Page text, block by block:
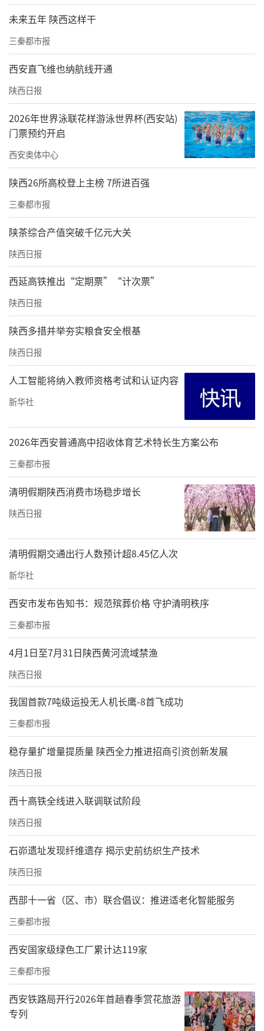
未来五年 陕西这样干
三秦都市报
西安直飞维也纳航线开通
陕西日报
2026年世界泳联花样游泳世界杯(西安站)
门票预约开启
西安奥体中心
陕西26所高校登上主榜 7所进百强
三秦都市报
陕茶综合产值突破千亿元大关
陕西日报
西延高铁推出“定期票”“计次票”
陕西日报
陕西多措并举夯实粮食安全根基
陕西日报
人工智能将纳入教师资格考试和认证内容
新华社
2026年西安普通高中招收体育艺术特长生方案公布
三秦都市报
清明假期陕西消费市场稳步增长
陕西日报
清明假期交通出行人数预计超8.45亿人次
新华社
西安市发布告知书：规范殡葬价格 守护清明秩序
三秦都市报
4月1日至7月31日陕西黄河流域禁渔
陕西日报
我国首款7吨级运投无人机长鹰-8首飞成功
三秦都市报
稳存量扩增量提质量 陕西全力推进招商引资创新发展
陕西日报
西十高铁全线进入联调联试阶段
陕西日报
石峁遗址发现纤维遗存 揭示史前纺织生产技术
陕西日报
西部十一省（区、市）联合倡议：推进适老化智能服务
三秦都市报
西安国家级绿色工厂累计达119家
三秦都市报
西安铁路局开行2026年首趟春季赏花旅游
专列